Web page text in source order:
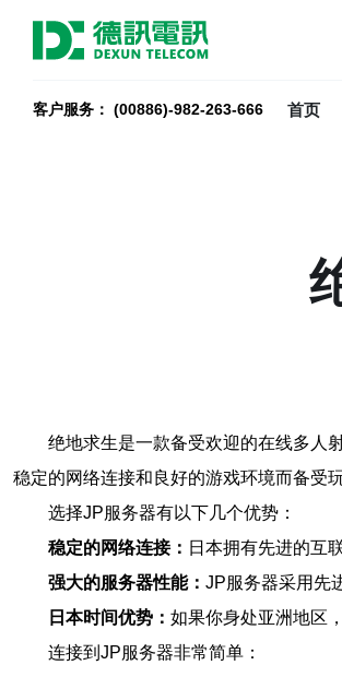
客户服务： (00886)-982-263-666 首页
绝地求生是一款备受欢迎的在线多人
稳定的网络连接和良好的游戏环境而备受玩
选择JP服务器有以下几个优势：
稳定的网络连接： 日本拥有先进的互
强大的服务器性能： JP服务器采用先
日本时间优势： 如果你身处亚洲地区
连接到JP服务器非常简单：